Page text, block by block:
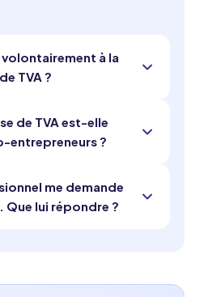
à la
TVA ?
de TVA est-elle
entrepreneurs ?
me demande
Que lui répondre ?